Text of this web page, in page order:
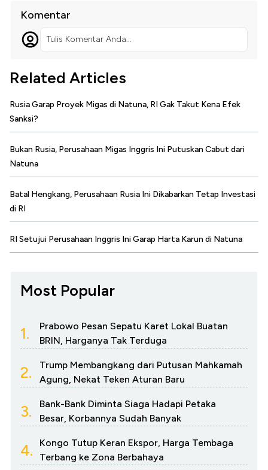
Komentar
Tulis Komentar Anda...
Related Articles
Rusia Garap Proyek Migas di Natuna, RI Gak Takut Kena Efek
Sanksi?
Bukan Rusia, Perusahaan Migas Inggris Ini Putuskan Cabut dari
Natuna
Batal Hengkang, Perusahaan Rusia Ini Dikabarkan Tetap Investasi
di RI
RI Setujui Perusahaan Inggris Ini Garap Harta Karun di Natuna
Most Popular
1.
Prabowo Pesan Sepatu Karet Lokal Buatan
BRIN, Harganya Tak Terduga
2.
Trump Membangkang dari Putusan Mahkamah
Agung, Nekat Teken Aturan Baru
3.
Bank-Bank Diminta Siaga Hadapi Petaka
Besar, Korbannya Sudah Banyak
4.
Kongo Tutup Keran Ekspor, Harga Tembaga
Terbang ke Zona Berbahaya